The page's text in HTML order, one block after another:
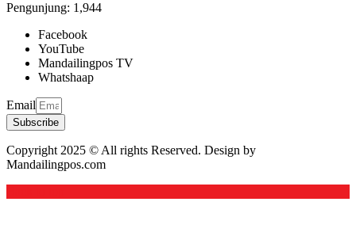
Pengunjung: 1,944
Facebook
YouTube
Mandailingpos TV
Whatshaap
Email
Subscribe
Copyright 2025 © All rights Reserved. Design by
Mandailingpos.com